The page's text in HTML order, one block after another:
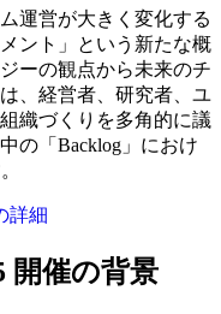
運営が大きく変化する
ント」という新たな概
ーの観点から未来のチ
、経営者、研究者、ユ
織づくりを多角的に議
の「Backlog」におけ
詳細
開催の背景